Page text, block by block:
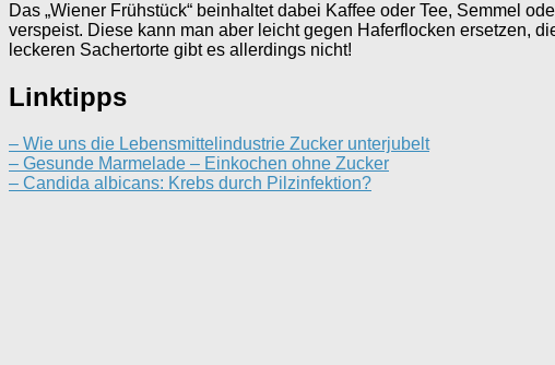
Das „Wiener Frühstück“ beinhaltet dabei Kaffee oder Tee, Semmel
verspeist. Diese kann man aber leicht gegen Haferflocken ersetzen,
leckeren Sachertorte gibt es allerdings nicht!
Linktipps
– Wie uns die Lebensmittelindustrie Zucker unterjubelt
– Gesunde Marmelade – Einkochen ohne Zucker
– Candida albicans: Krebs durch Pilzinfektion?